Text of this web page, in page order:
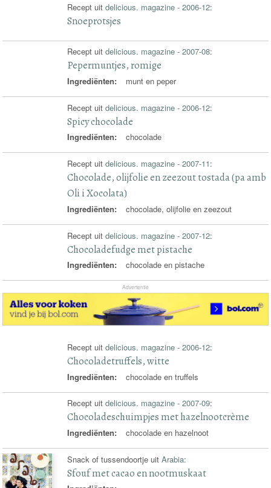
Recept uitdelicious. magazine - 2006-12:
Snoeprotsjes
Recept uitdelicious. magazine - 2007-08:
Pepermuntjes, romige
Ingrediënten: munt en peper
Recept uitdelicious. magazine - 2006-12:
Spicy chocolade
Ingrediënten: chocolade
Recept uitdelicious. magazine - 2007-11:
Chocolade, olijfolie en zeezout tostada (pa amb
Oli i Xocolata)
Ingrediënten: chocolade, olijfolie en zeezout
Recept uitdelicious. magazine - 2007-12:
Chocoladefudge met pistache
Ingrediënten: chocolade en pistache
Advertentie
Recept uitdelicious. magazine - 2006-12:
Chocoladetruffels, witte
Ingrediënten: chocolade en truffels
Recept uitdelicious. magazine - 2007-09:
Chocoladeschuimpjes met hazelnootcrème
Ingrediënten: chocolade en hazelnoot
Snack of tussendoortje uitArabia:
Sfouf met cacao en nootmuskaat